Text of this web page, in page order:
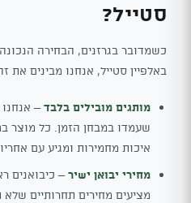
סטייל?
כשמדובר בגרזנים, הבחירה
באלפיין סטייל, אנחנו מבינים את
מותגים מובילים בלבד– אנחנו
שעמדו במבחן הזמן. כל מוצר
איכות מחמירות ומגיע עם
מחירי יבואן ישיר– כיבואנים
מציעים מחירים תחרותיים